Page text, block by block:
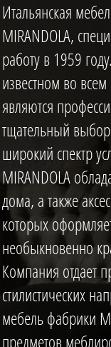
Итальянская
MIRANDOLA,
работу в 1959
известном во
являются
тщательный
широкий спектр
MIRANDOLA
дома, а также
которых
необыкновенно
Компания отдает
стилистических
мебель фабрики
предметов